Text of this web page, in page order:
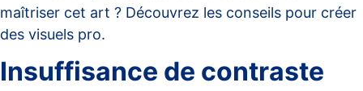
maîtriser cet art ? Découvrez les conseils pour créer
des visuels pro.
Insuffisance de contraste